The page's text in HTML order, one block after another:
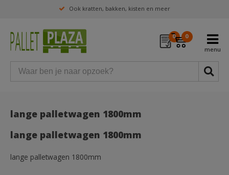
Ook kratten, bakken, kisten en meer
0 0
lange palletwagen 1800mm
lange palletwagen 1800mm
lange palletwagen 1800mm